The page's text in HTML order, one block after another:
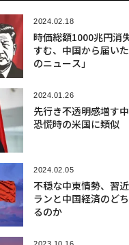
2024.02.18
時価総額1000兆円消
すむ、中国から届い
のニュース」
2024.01.26
先行き不透明感増す
恐慌時の米国に類似
2024.02.05
不穏な中東情勢、習
ランと中国経済のど
るのか